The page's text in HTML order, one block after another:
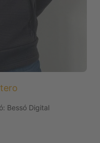
Bessó Digital